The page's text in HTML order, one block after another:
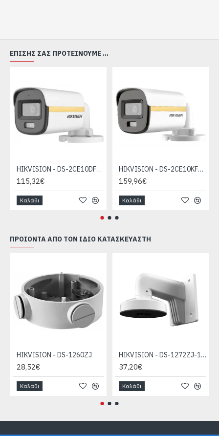
ΕΠΊΣΗΣ ΣΑΣ ΠΡΟΤΕΊΝΟΥΜΕ ...
HIKVISION - DS-2CE10DF3T-LFS
115,32€
Καλάθι
HIKVISION - DS-2CE10KF3T-LE
159,96€
Καλάθι
ΠΡΟΙΌΝΤΑ ΑΠΌ ΤΟΝ ΊΔΙΟ ΚΑΤΑΣΚΕΥΑΣΤΉ
HIKVISION - DS-1260ZJ
28,52€
Καλάθι
HIKVISION - DS-1272ZJ-110-TRS
37,20€
Καλάθι